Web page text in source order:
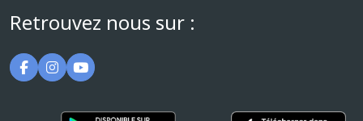
Retrouvez nous sur :